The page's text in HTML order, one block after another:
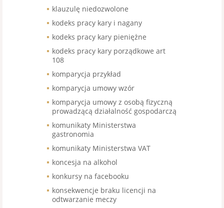
klauzulę niedozwolone
kodeks pracy kary i nagany
kodeks pracy kary pieniężne
kodeks pracy kary porządkowe art
108
komparycja przykład
komparycja umowy wzór
komparycja umowy z osobą fizyczną
prowadzącą działalność gospodarczą
komunikaty Ministerstwa
gastronomia
komunikaty Ministerstwa VAT
koncesja na alkohol
konkursy na facebooku
konsekwencje braku licencji na
odtwarzanie meczy